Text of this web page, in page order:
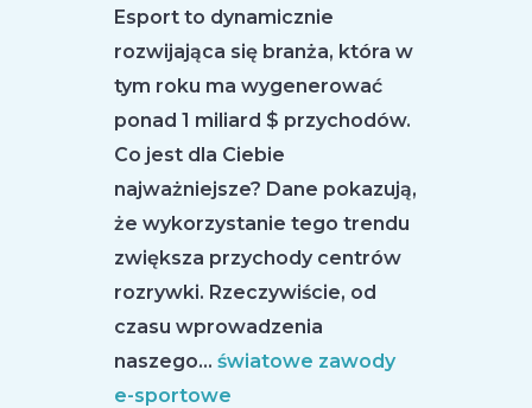
Esport to dynamicznie
rozwijająca się branża, która w
tym roku ma wygenerować
ponad 1 miliard $ przychodów.
Co jest dla Ciebie
najważniejsze? Dane pokazują,
że wykorzystanie tego trendu
zwiększa przychody centrów
rozrywki. Rzeczywiście, od
czasu wprowadzenia
naszego…światowe zawody
e-sportowe